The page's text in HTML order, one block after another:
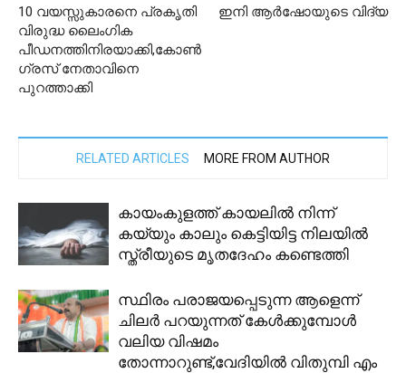
10 വയസ്സുകാരനെ പ്രകൃതി
വിരുദ്ധ ലൈംഗിക
പീഡനത്തിനിരയാക്കി,കോൺ
ഗ്രസ് നേതാവിനെ
പുറത്താക്കി
ഇനി ആര്‍ഷോയുടെ വിദ്യ
RELATED ARTICLES MORE FROM AUTHOR
കായംകുളത്ത് കായലില്‍ നിന്ന്
കയ്യും കാലും കെട്ടിയിട്ട നിലയില്‍
സ്ത്രീയുടെ മൃതദേഹം കണ്ടെത്തി
സ്ഥിരം പരാജയപ്പെടുന്ന ആളെന്ന്
ചിലര്‍ പറയുന്നത് കേള്‍ക്കുമ്പോള്‍
വലിയ വിഷമം
തോന്നാറുണ്ട്,വേദിയില്‍ വിതുമ്പി എം